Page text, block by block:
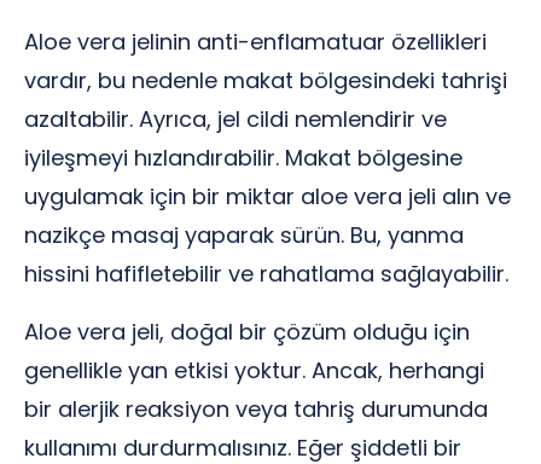
Aloe vera jelinin anti-enflamatuar özellikleri
vardır, bu nedenle makat bölgesindeki tahrişi
azaltabilir. Ayrıca, jel cildi nemlendirir ve
iyileşmeyi hızlandırabilir. Makat bölgesine
uygulamak için bir miktar aloe vera jeli alın ve
nazikçe masaj yaparak sürün. Bu, yanma
hissini hafifletebilir ve rahatlama sağlayabilir.
Aloe vera jeli, doğal bir çözüm olduğu için
genellikle yan etkisi yoktur. Ancak, herhangi
bir alerjik reaksiyon veya tahriş durumunda
kullanımı durdurmalısınız. Eğer şiddetli bir